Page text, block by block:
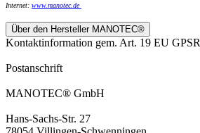
Internet: www.manotec.de
Über den Hersteller MANOTEC®
Kontaktinformation gem. Art. 19 EU GPSR
Postanschrift
MANOTEC® GmbH
Hans-Sachs-Str. 27